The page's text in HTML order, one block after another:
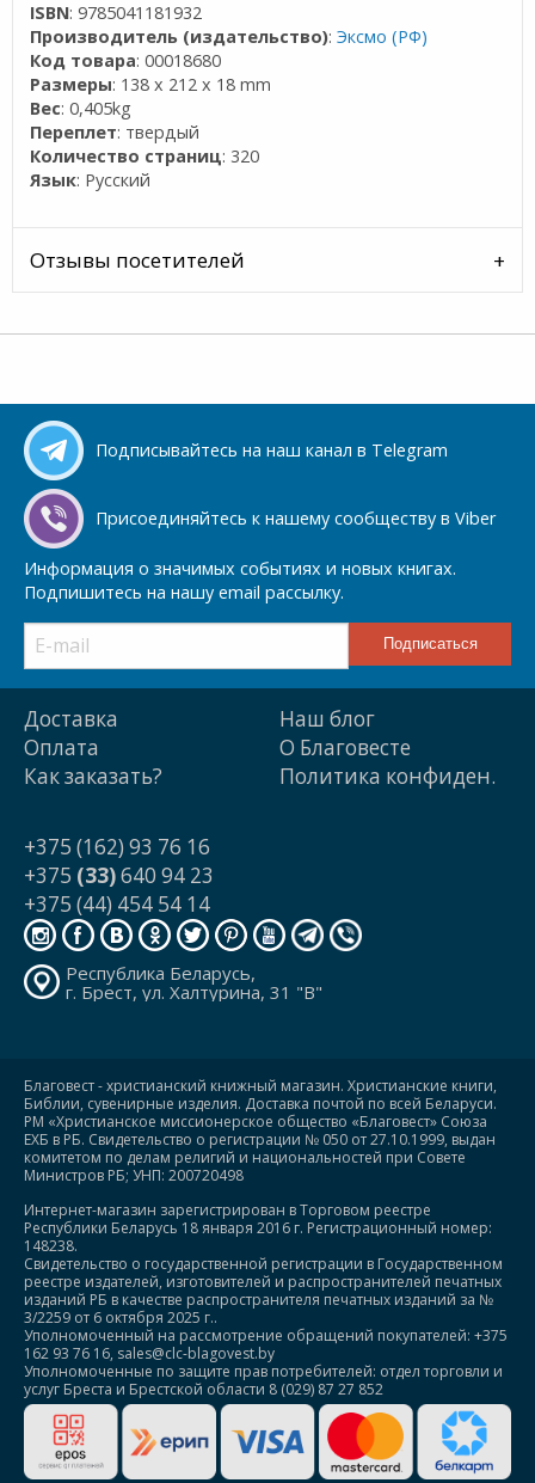
ISBN: 9785041181932
Производитель (издательство):Эксмо (РФ)
Код товара: 00018680
Размеры: 138 x 212 x 18 mm
Вес: 0,405kg
Переплет: твердый
Количество страниц: 320
Язык: Русский
Отзывы посетителей
Подписывайтесь на наш канал в Telegram
Присоединяйтесь к нашему сообществу в Viber
Информация о значимых событиях и новых книгах.
Подпишитесь на нашу email рассылку.
Доставка
Оплата
Как заказать?
Наш блог
О Благовесте
Политика конфиден.
+375 (162) 93 76 16
+375 (33)640 94 23
+375 (44) 454 54 14
Республика Беларусь,
г. Брест, ул. Халтурина, 31 "В"
Благовест - христианский книжный магазин. Христианские книги,
Библии, сувенирные изделия. Доставка почтой по всей Беларуси.
РМ «Христианское миссионерское общество «Благовест» Союза
ЕХБ в РБ. Свидетельство о регистрации № 050 от 27.10.1999, выдан
комитетом по делам религий и национальностей при Совете
Министров РБ; УНП: 200720498
Интернет-магазин зарегистрирован в Торговом реестре
Республики Беларусь 18 января 2016 г. Регистрационный номер:
148238.
Свидетельство о государственной регистрации в Государственном
реестре издателей, изготовителей и распространителей печатных
изданий РБ в качестве распространителя печатных изданий за №
3/2259 от 6 октября 2025 г..
Уполномоченный на рассмотрение обращений покупателей: +375
162 93 76 16, sales@clc-blagovest.by
Уполномоченные по защите прав потребителей: отдел торговли и
услуг Бреста и Брестской области 8 (029) 87 27 852